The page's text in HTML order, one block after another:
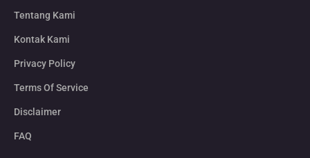
Tentang Kami
Kontak Kami
Privacy Policy
Terms Of Service
Disclaimer
FAQ